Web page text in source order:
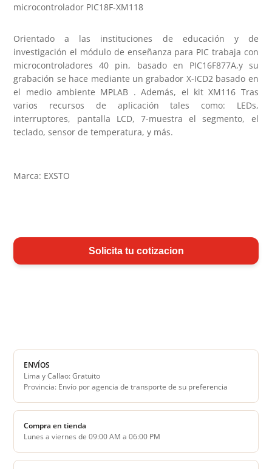
microcontrolador PIC18F-XM118
Orientado a las instituciones de educación y de
investigación el módulo de enseñanza para PIC trabaja con
microcontroladores 40 pin, basado en PIC16F877A,y su
grabación se hace mediante un grabador X-ICD2 basado en
el medio ambiente MPLAB . Además, el kit XM116 Tras
varios recursos de aplicación tales como: LEDs,
interruptores, pantalla LCD, 7-muestra el segmento, el
teclado, sensor de temperatura, y más.
Marca: EXSTO
Solicita tu cotizacion
ENVÍOS
Lima y Callao: Gratuito
Provincia: Envío por agencia de transporte de su preferencia
Compra en tienda
Lunes a viernes de 09:00 AM a 06:00 PM